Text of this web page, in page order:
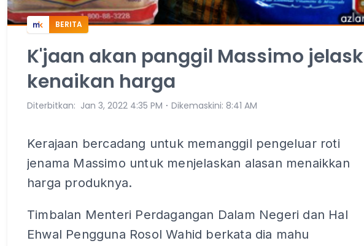
BERITA
K'jaan akan panggil Massimo
kenaikan harga
Diterbitkan: Jan 3, 2022 4:35 PM ⋅ Dikemaskini: 8:41 AM
Kerajaan bercadang untuk memanggil pengeluar roti
jenama Massimo untuk menjelaskan alasan menaikkan
harga produknya.
Timbalan Menteri Perdagangan Dalam Negeri dan Hal
Ehwal Pengguna Rosol Wahid berkata dia mahu